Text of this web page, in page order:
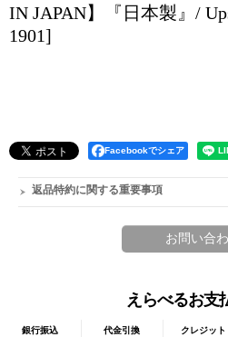
IN JAPAN】『日本製』/
1901]
Facebookでシェア
返品特約に関する重要事項
えらべるお支
銀行振込 代金引換 クレジット